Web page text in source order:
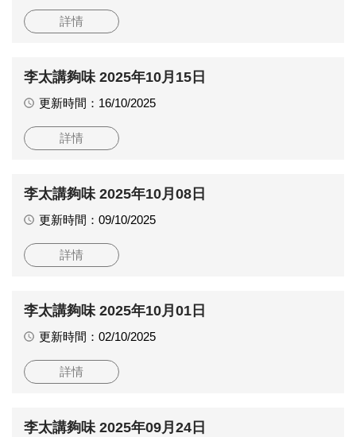
詳情
李太講夠味 2025年10月15日
更新時間：16/10/2025
詳情
李太講夠味 2025年10月08日
更新時間：09/10/2025
詳情
李太講夠味 2025年10月01日
更新時間：02/10/2025
詳情
李太講夠味 2025年09月24日